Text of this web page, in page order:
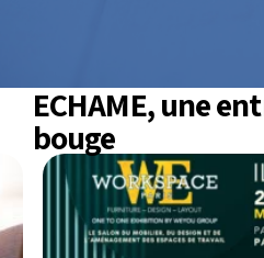
ECHAME, une
bouge